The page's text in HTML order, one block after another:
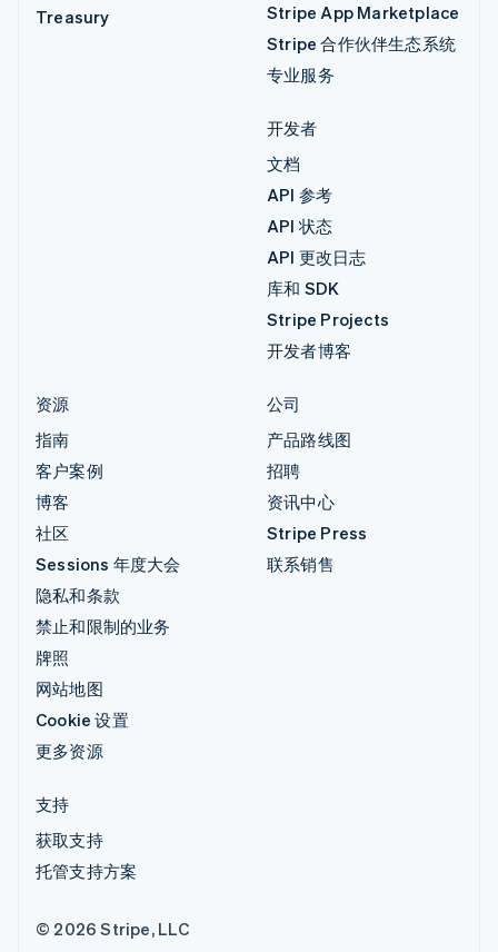
Treasury
Stripe App Marketplace
Stripe 合作伙伴生态系统
专业服务
开发者
文档
API 参考
API 状态
API 更改日志
库和 SDK
Stripe Projects
开发者博客
资源
指南
客户案例
博客
社区
Sessions 年度大会
隐私和条款
禁止和限制的业务
牌照
网站地图
Cookie 设置
更多资源
公司
产品路线图
招聘
资讯中心
Stripe Press
联系销售
支持
获取支持
托管支持方案
© 2026 Stripe, LLC